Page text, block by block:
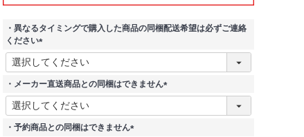
・異なるタイミングで購入した商品の同梱配送希望は必ずご連絡
ください
(
必
須
・メーカー直送商品との同梱はできません
(
・予約商品との同梱はできません